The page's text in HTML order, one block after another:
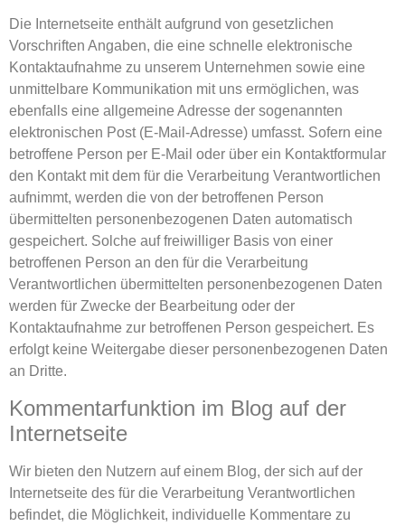
Die Internetseite enthält aufgrund von gesetzlichen
Vorschriften Angaben, die eine schnelle elektronische
Kontaktaufnahme zu unserem Unternehmen sowie eine
unmittelbare Kommunikation mit uns ermöglichen, was
ebenfalls eine allgemeine Adresse der sogenannten
elektronischen Post (E-Mail-Adresse) umfasst. Sofern eine
betroffene Person per E-Mail oder über ein Kontaktformular
den Kontakt mit dem für die Verarbeitung Verantwortlichen
aufnimmt, werden die von der betroffenen Person
übermittelten personenbezogenen Daten automatisch
gespeichert. Solche auf freiwilliger Basis von einer
betroffenen Person an den für die Verarbeitung
Verantwortlichen übermittelten personenbezogenen Daten
werden für Zwecke der Bearbeitung oder der
Kontaktaufnahme zur betroffenen Person gespeichert. Es
erfolgt keine Weitergabe dieser personenbezogenen Daten
an Dritte.
Kommentarfunktion im Blog auf der
Internetseite
Wir bieten den Nutzern auf einem Blog, der sich auf der
Internetseite des für die Verarbeitung Verantwortlichen
befindet, die Möglichkeit, individuelle Kommentare zu